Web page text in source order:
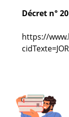
Décret n°
https://